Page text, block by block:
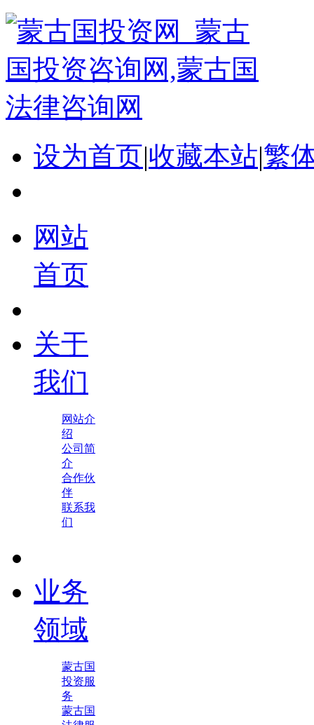
设为首页|收藏本站|繁
网站
首页
关于
我们
网站介
绍
公司简
介
合作伙
伴
联系我
们
业务
领域
蒙古国
投资服
务
蒙古国